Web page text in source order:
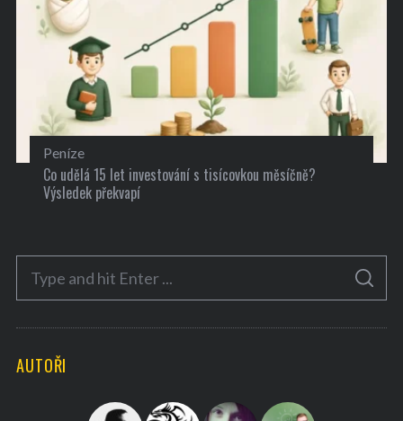
Peníze
Co udělá 15 let investování s tisícovkou měsíčně?
Výsledek překvapí
c
S
A
C
AUTOŘI